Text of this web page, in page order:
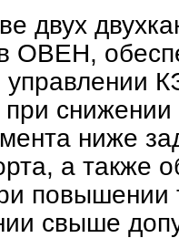
двух
ОВЕН,
управлении
ниже
а также
свыше